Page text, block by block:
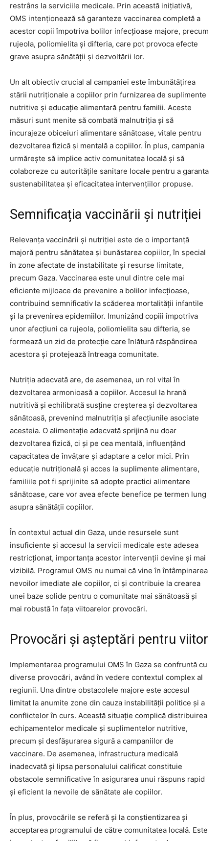
restrâns la serviciile medicale. Prin această inițiativă,
OMS intenționează să garanteze vaccinarea completă a
acestor copii împotriva bolilor infecțioase majore, precum
rujeola, poliomielita și difteria, care pot provoca efecte
grave asupra sănătății și dezvoltării lor.
Un alt obiectiv crucial al campaniei este îmbunătățirea
stării nutriționale a copiilor prin furnizarea de suplimente
nutritive și educație alimentară pentru familii. Aceste
măsuri sunt menite să combată malnutriția și să
încurajeze obiceiuri alimentare sănătoase, vitale pentru
dezvoltarea fizică și mentală a copiilor. În plus, campania
urmărește să implice activ comunitatea locală și să
colaboreze cu autoritățile sanitare locale pentru a garanta
sustenabilitatea și eficacitatea intervențiilor propuse.
Semnificația vaccinării și nutriției
Relevanța vaccinării și nutriției este de o importanță
majoră pentru sănătatea și bunăstarea copiilor, în special
în zone afectate de instabilitate și resurse limitate,
precum Gaza. Vaccinarea este unul dintre cele mai
eficiente mijloace de prevenire a bolilor infecțioase,
contribuind semnificativ la scăderea mortalității infantile
și la prevenirea epidemiilor. Imunizând copiii împotriva
unor afecțiuni ca rujeola, poliomielita sau difteria, se
formează un zid de protecție care înlătură răspândirea
acestora și protejează întreaga comunitate.
Nutriția adecvată are, de asemenea, un rol vital în
dezvoltarea armonioasă a copiilor. Accesul la hrană
nutritivă și echilibrată susține creșterea și dezvoltarea
sănătoasă, prevenind malnutriția și afecțiunile asociate
acesteia. O alimentație adecvată sprijină nu doar
dezvoltarea fizică, ci și pe cea mentală, influențând
capacitatea de învățare și adaptare a celor mici. Prin
educație nutrițională și acces la suplimente alimentare,
familiile pot fi sprijinite să adopte practici alimentare
sănătoase, care vor avea efecte benefice pe termen lung
asupra sănătății copiilor.
În contextul actual din Gaza, unde resursele sunt
insuficiente și accesul la servicii medicale este adesea
restricționat, importanța acestor intervenții devine și mai
vizibilă. Programul OMS nu numai că vine în întâmpinarea
nevoilor imediate ale copiilor, ci și contribuie la crearea
unei baze solide pentru o comunitate mai sănătoasă și
mai robustă în fața viitoarelor provocări.
Provocări și așteptări pentru viitor
Implementarea programului OMS în Gaza se confruntă cu
diverse provocări, având în vedere contextul complex al
regiunii. Una dintre obstacolele majore este accesul
limitat la anumite zone din cauza instabilității politice și a
conflictelor în curs. Această situație complică distribuirea
echipamentelor medicale și suplimentelor nutritive,
precum și desfășurarea sigură a campaniilor de
vaccinare. De asemenea, infrastructura medicală
inadecvată și lipsa personalului calificat constituie
obstacole semnificative în asigurarea unui răspuns rapid
și eficient la nevoile de sănătate ale copiilor.
În plus, provocările se referă și la conștientizarea și
acceptarea programului de către comunitatea locală. Este